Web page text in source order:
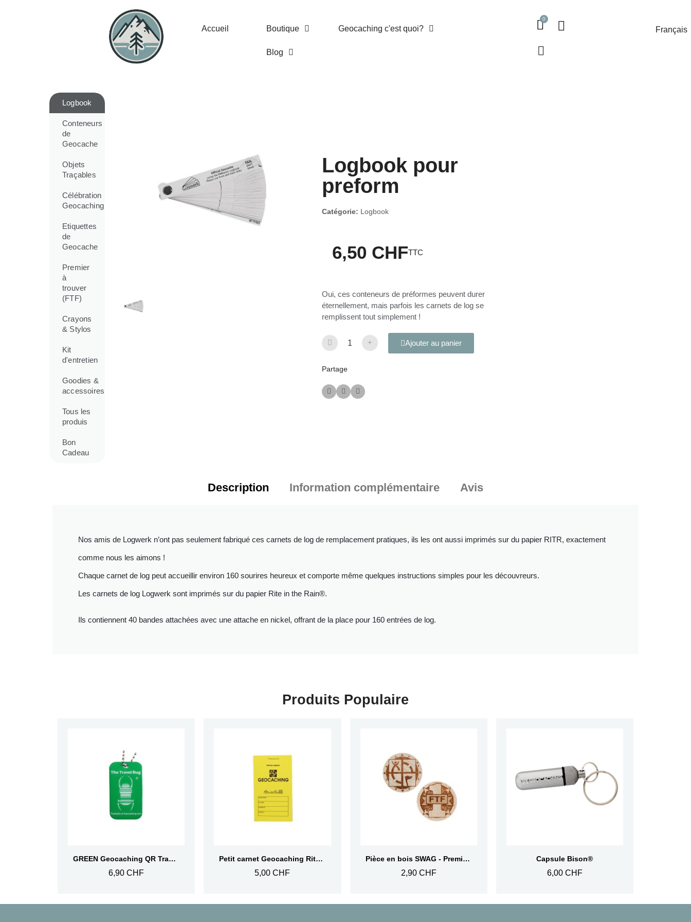
Accueil Boutique Geocaching c'est quoi?
Blog
Français
Logbook
Conteneurs
de
Geocache
Objets
Traçables
Célébration
Geocaching
Etiquettes
de
Geocache
Premier
à
trouver
(FTF)
Crayons
& Stylos
Kit
d'entretien
Goodies &
accessoires
Tous les
produis
Bon
Cadeau
Logbook pour
preform
Catégorie: Logbook
6,50 CHFTTC
Oui, ces conteneurs de préformes peuvent durer
éternellement, mais parfois les carnets de log se
remplissent tout simplement !
Ajouter au panier
Partage
Description Information complémentaire Avis
Nos amis de Logwerk n’ont pas seulement fabriqué ces carnets de log de remplacement pratiques, ils les ont aussi imprimés sur du papier RITR, exactement
comme nous les aimons !
Chaque carnet de log peut accueillir environ 160 sourires heureux et comporte même quelques instructions simples pour les découvreurs.
Les carnets de log Logwerk sont imprimés sur du papier Rite in the Rain®.
Ils contiennent 40 bandes attachées avec une attache en nickel, offrant de la place pour 160 entrées de log.
Produits Populaire
Aperçu rapide GREEN Geocaching QR Travel Bug® - Brille dans le noir
6,90 CHF
Aperçu rapide Petit carnet Geocaching Rite in the Rain®
5,00 CHF
Aperçu rapide Pièce en bois SWAG - Premier à Trouver
2,90 CHF
Aperçu rapide
Capsule Bison®
6,00 CHF